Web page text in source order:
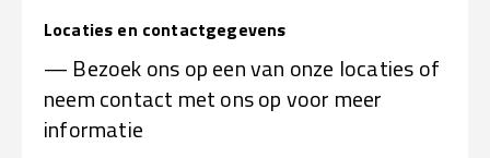
Locaties en contactgegevens
— Bezoek ons op een van onze locaties of
neem contact met ons op voor meer
informatie